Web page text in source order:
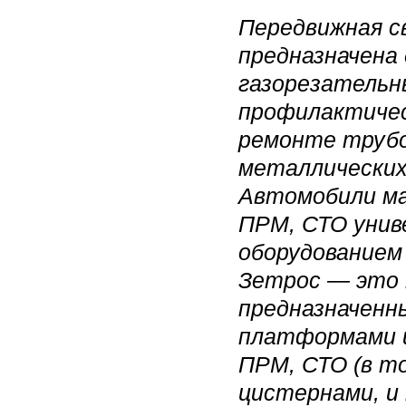
Передвижная
ремонте
Автомобили
ПРМ, СТО
Зетрос — это
ПРМ, СТО (в
цистернами,